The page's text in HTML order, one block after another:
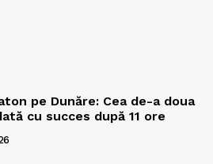
pe Dunăre: Cea de-a doua
cu succes după 11 ore